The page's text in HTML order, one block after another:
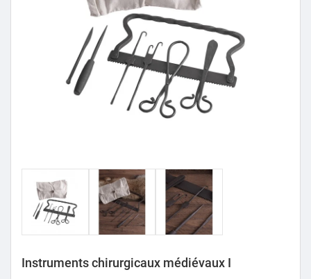
Instruments chirurgicaux médiévaux I